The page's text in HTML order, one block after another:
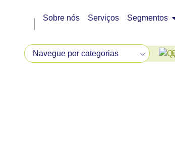
Sobre nós Serviços Segmentos